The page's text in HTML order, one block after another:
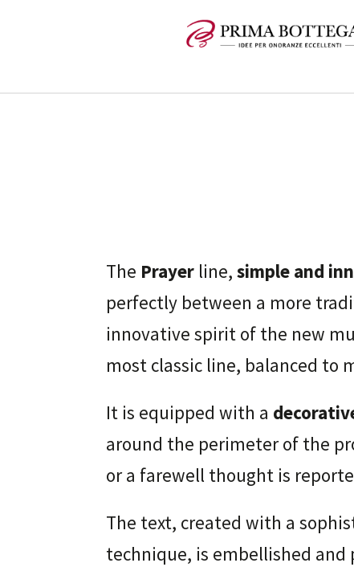
The Prayer line, simple and
perfectly between a more
innovative spirit of the new
most classic line, balanced to
It is equipped with a
around the perimeter of the
or a farewell thought is
The text, created with a
technique, is embellished and